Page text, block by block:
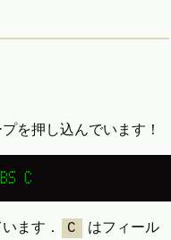
を押し込んでいます！
C
ます． C
はフィール